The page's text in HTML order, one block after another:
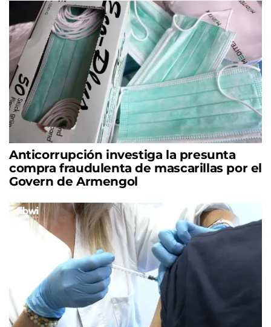
Anticorrupción investiga la presunta
compra fraudulenta de mascarillas por el
Govern de Armengol